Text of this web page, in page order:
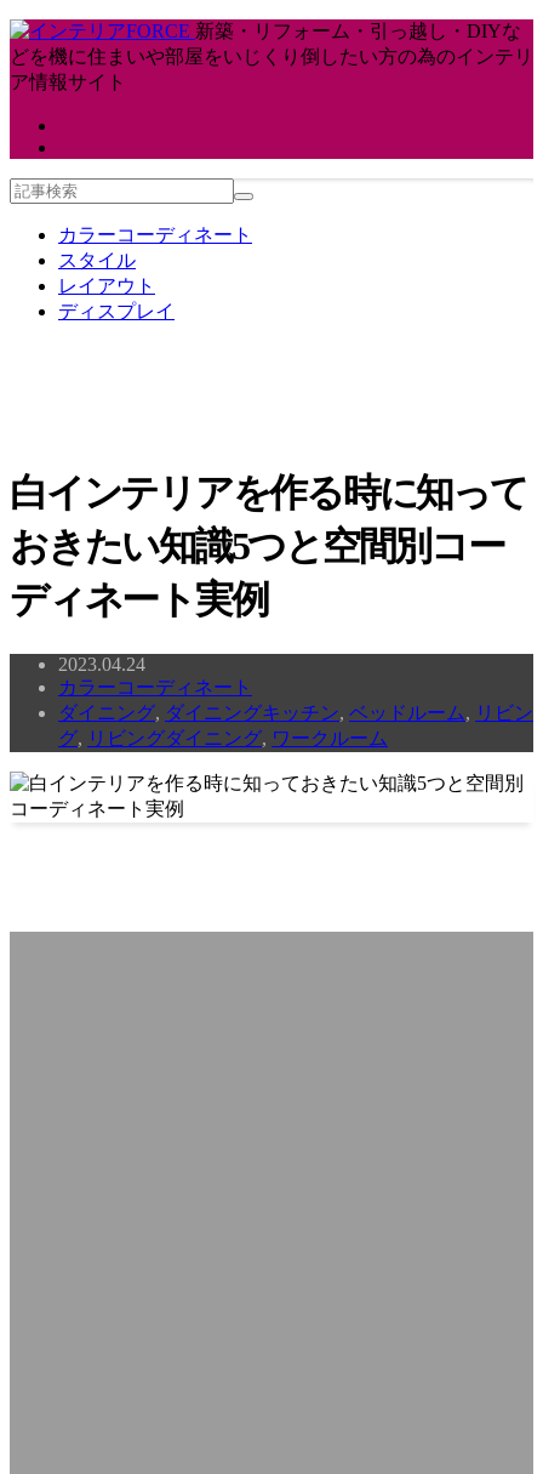
新築・リフォーム・引っ越し・DIYな
どを機に住まいや部屋をいじくり倒したい方の為のインテリ
ア情報サイト
カラーコーディネート
スタイル
レイアウト
ディスプレイ
白インテリアを作る時に知って
おきたい知識5つと空間別コー
ディネート実例
2023.04.24
カラーコーディネート
ダイニング, ダイニングキッチン, ベッドルーム, リビン
グ, リビングダイニング, ワークルーム